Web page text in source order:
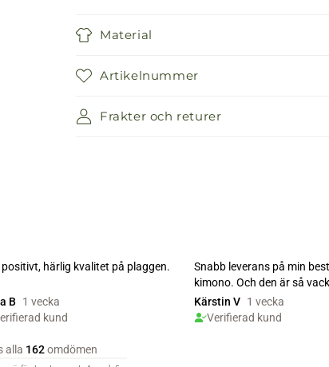
Material
Artikelnummer
Frakter och returer